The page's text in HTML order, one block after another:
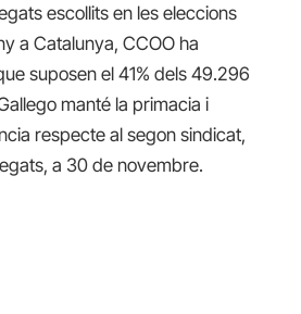
escollits en les eleccions
a Catalunya, CCOO ha
suposen el 41% dels 49.296
manté la primacia i
respecte al segon sindicat,
a 30 de novembre.